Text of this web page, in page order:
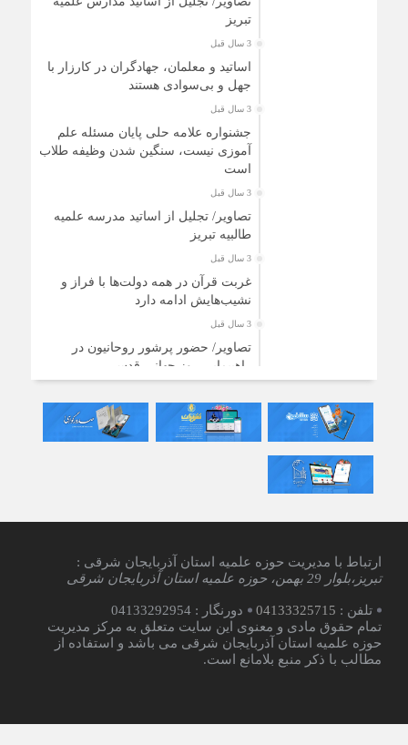
تبریز
3 سال قبل
اساتید و معلمان، جهادگران در کارزار با
جهل و بی‌سوادی هستند
3 سال قبل
جشنواره علامه حلی پایان مسئله علم
آموزی نیست، سنگین شدن وظیفه طلاب
است
3 سال قبل
تصاویر/ تجلیل از اساتید مدرسه علمیه
طالبیه تبریز
3 سال قبل
غربت قرآن در همه دولت‌ها با فراز و
نشیب‌هایش ادامه دارد
3 سال قبل
تصاویر/ حضور پرشور روحانیون در
راهپیمایی روز جهانی قدس
توزیع ۲۰۰ بسته معیشتی بین نیازمندان
تبریزی
ارتباط با مدیریت حوزه علمیه استان آذربایجان شرقی :
تبریز،بلوار 29 بهمن، حوزه علمیه استان آذربایجان شرقی
تلفن : 04133325715
دورنگار : 04133292954
تمام حقوق مادی و معنوی این سایت متعلق به مرکز مدیریت
حوزه علمیه استان آذربایجان شرقی می باشد و استفاده از
مطالب با ذکر منبع بلامانع است.